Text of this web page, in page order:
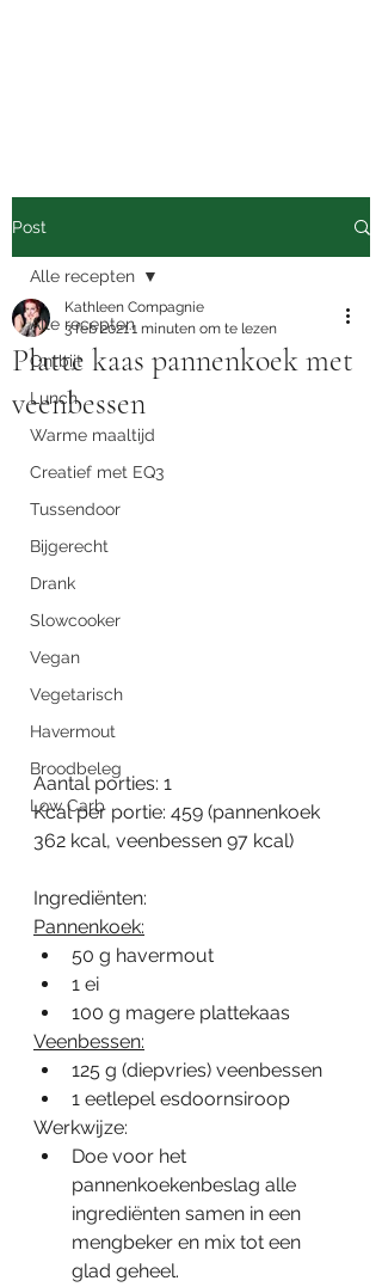
Post
Alle recepten
Ontbijt
Lunch
Warme maaltijd
Creatief met EQ3
Tussendoor
Bijgerecht
Drank
Slowcooker
Vegan
Vegetarisch
Havermout
Broodbeleg
Low Carb
Alle recepten
Platte kaas pannenkoek met
veenbessen
Kathleen Compagnie
3 feb 20211 minuten om te lezen
Aantal porties: 1
Kcal per portie: 459 (pannenkoek
362 kcal, veenbessen 97 kcal)
Ingrediënten:
Pannenkoek:
50 g havermout
1 ei
100 g magere plattekaas
Veenbessen:
125 g (diepvries) veenbessen
1 eetlepel esdoornsiroop
Werkwijze:
Doe voor het
pannenkoekenbeslag alle
ingrediënten samen in een
mengbeker en mix tot een
glad geheel.